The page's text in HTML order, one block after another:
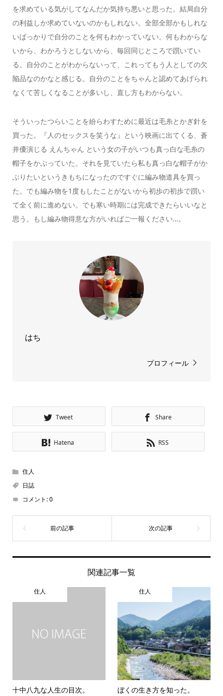
を求めている気がしてなんだか気持ち悪いと思った。結局自分
の利益しか求めていないのかもしれない。全部全部かもしれな
いばっかりで自分のことを何もわかっていない。何もわからな
いから、わかろうとしないから、毎回同じところで躓いてい
る。自分のことがわからないって、これってもう人としての欠
陥品なのかなと感じる。自分のことをちゃんと認めてあげられ
なくて苦しくなることが多いし、直し方もわからない。
そういったつらいことを紛らわすために最近は毛糸とかぎ針を
買った。『人のセックスを笑うな』という映画に出てくる、蒼
井優演じる えんちゃん という女の子がいつも真っ白な毛糸の
帽子をかぶっていた。それを見ていたら私も真っ白な帽子がか
ぶりたいというきもちになったのですぐに編み物道具を買っ
た。でも編み物を1度もしたことがないから初歩の初歩で躓い
て全く前に進めない。でも寒い時期には完成できたらいいなと
思う。もし編み物得意な方がいればご一報ください…。
はち
プロフィール
Tweet Share
Hatena RSS
住人
日誌
コメント:0
関連記事一覧
住人
十中八九な人生の目次。
住人
ぼくの生き方を知った。